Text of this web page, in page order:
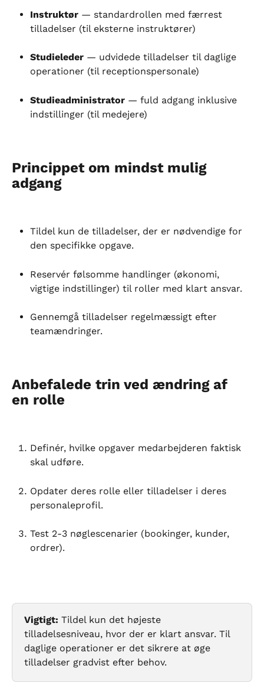
Instruktør — standardrollen med færrest
tilladelser (til eksterne instruktører)
Studieleder — udvidede tilladelser til daglige
operationer (til receptionspersonale)
Studieadministrator — fuld adgang inklusive
indstillinger (til medejere)
Princippet om mindst mulig
adgang
Tildel kun de tilladelser, der er nødvendige for
den specifikke opgave.
Reservér følsomme handlinger (økonomi,
vigtige indstillinger) til roller med klart ansvar.
Gennemgå tilladelser regelmæssigt efter
teamændringer.
Anbefalede trin ved ændring af
en rolle
Definér, hvilke opgaver medarbejderen faktisk
skal udføre.
Opdater deres rolle eller tilladelser i deres
personaleprofil.
Test 2-3 nøglescenarier (bookinger, kunder,
ordrer).
Vigtigt: Tildel kun det højeste
tilladelsesniveau, hvor der er klart ansvar. Til
daglige operationer er det sikrere at øge
tilladelser gradvist efter behov.